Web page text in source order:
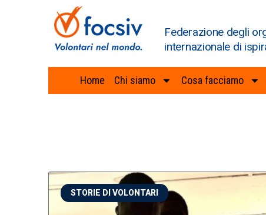
Federazione degli
internazionale di
Home Chi siamo Cosa facciamo
STORIE DI VOLONTARI